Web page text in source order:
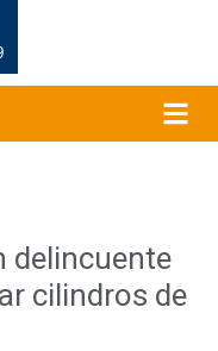
delincuente
cilindros de